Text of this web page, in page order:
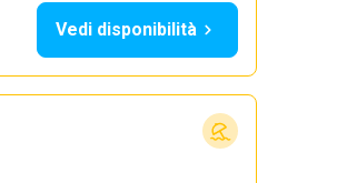
Vedi disponibilità